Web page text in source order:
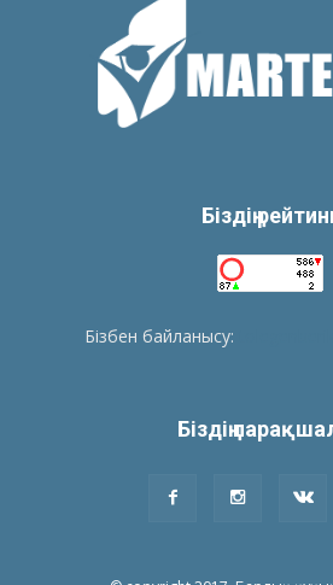
Біздің
Бізбен байланысу:
Біздің